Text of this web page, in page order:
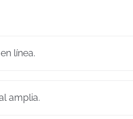
línea.
amplia.